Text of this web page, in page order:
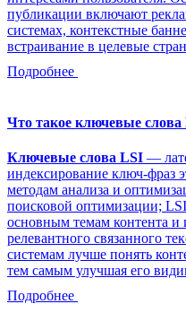
публикации включают
системах, контекстные
встраивание в целевые
Подробнее
Что такое ключевые слова
Ключевые слова LSI —
индексирование ключ-фраз
методам анализа и
поисковой оптимизации;
основным темам контента и
релевантного связанного
системам лучше понять
тем самым улучшая его
Подробнее